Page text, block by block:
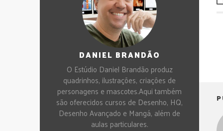
DANIEL BRANDÃO
O Estúdio Daniel Brandão produz
quadrinhos, ilustrações, criações de
personagens e mascotes.Aqui também
são oferecidos cursos de Desenho, HQ,
Desenho Avançado e Mangá, além de
aulas particulares.